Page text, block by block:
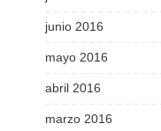
junio 2016
mayo 2016
abril 2016
marzo 2016